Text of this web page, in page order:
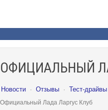
ОФИЦИАЛЬНЫЙ
Новости · Отзывы · Тест-драйвы
Официальный Лада Ларгус Клуб